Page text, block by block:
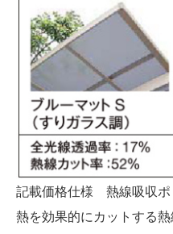
記載価格仕様 熱線吸収ポ
熱を効果的にカットする熱